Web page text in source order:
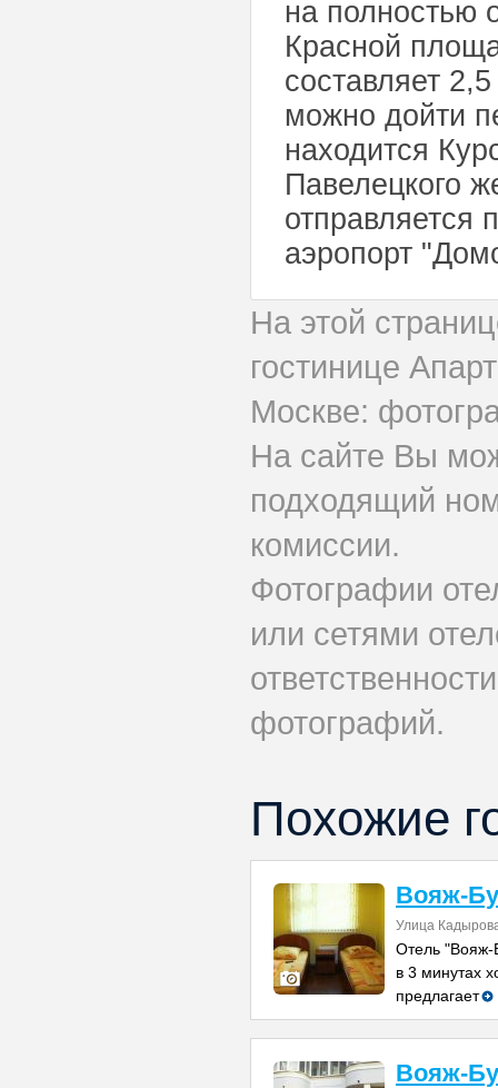
на полностью
Красной
составляет
можно дойти
находится
Павелецкого
отправляется
аэропорт
На этой
гостинице
Москве:
На сайте Вы
подходящий
комиссии.
Фотографии
или сетями
фотографий.
Похожие
Вояж-
Улица
Отель "Вояж-
в 3 минутах
предлагает
Вояж-